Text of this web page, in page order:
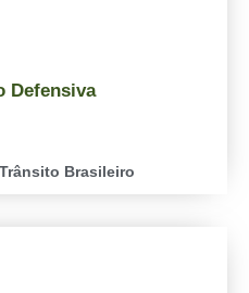
Defensiva
Brasileiro